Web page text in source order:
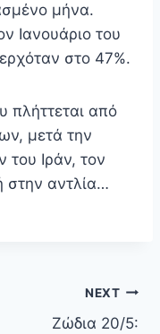
μήνα.
Ιανουάριο του
στο 47%.
πλήττεται από
μετά την
του Ιράν, τον
στην αντλία…
NEXT
Ζώδια 20/5: